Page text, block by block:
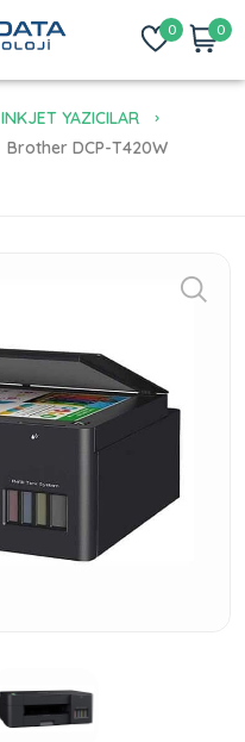
0 0
INKJET YAZICILAR
Brother DCP-T420W